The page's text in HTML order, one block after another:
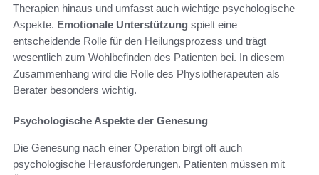
Therapien hinaus und umfasst auch wichtige psychologische
Aspekte. Emotionale Unterstützung spielt eine
entscheidende Rolle für den Heilungsprozess und trägt
wesentlich zum Wohlbefinden des Patienten bei. In diesem
Zusammenhang wird die Rolle des Physiotherapeuten als
Berater besonders wichtig.
Psychologische Aspekte der Genesung
Die Genesung nach einer Operation birgt oft auch
psychologische Herausforderungen. Patienten müssen mit